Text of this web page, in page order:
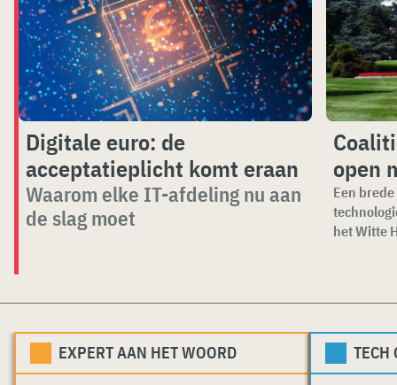
Digitale euro: de
acceptatieplicht komt eraan
Waarom elke IT-afdeling nu aan
de slag moet
open
Een
het Witte
EXPERT AAN HET WOORD TECH